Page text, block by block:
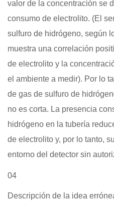
valor de la concentración se
consumo de electrolito. (El
sulfuro de hidrógeno, según
muestra una correlación
de electrolito y la
el ambiente a medir). Por lo
de gas de sulfuro de
no es corta. La presencia
hidrógeno en la tubería
de electrolito y, por lo tanto,
entorno del detector sin
04
Descripción de la idea